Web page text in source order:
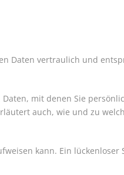
Daten vertraulich und
Daten, mit denen Sie
auch, wie und zu
kann. Ein lückenloser